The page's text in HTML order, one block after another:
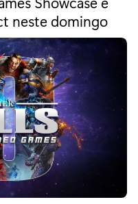
i
s
s
ã
o
d
e
2
neste domingo